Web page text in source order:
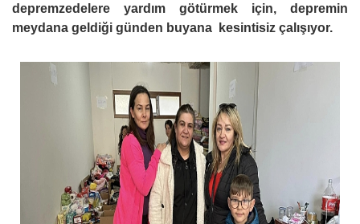
depremzedelere yardım götürmek için, depremin
meydana geldiği günden buyana kesintisiz çalışıyor.